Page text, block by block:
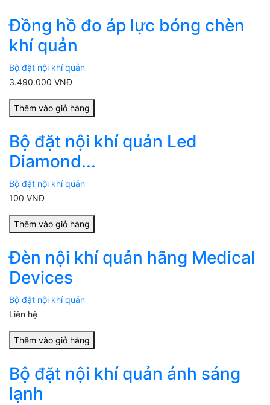
Đồng hồ đo áp lực bóng chèn
khí quản
Bộ đặt nội khí quản
3.490.000 VNĐ
Thêm vào giỏ hàng
Bộ đặt nội khí quản Led
Diamond...
Bộ đặt nội khí quản
100 VNĐ
Thêm vào giỏ hàng
Đèn nội khí quản hãng Medical
Devices
Bộ đặt nội khí quản
Liên hệ
Thêm vào giỏ hàng
Bộ đặt nội khí quản ánh sáng
lạnh